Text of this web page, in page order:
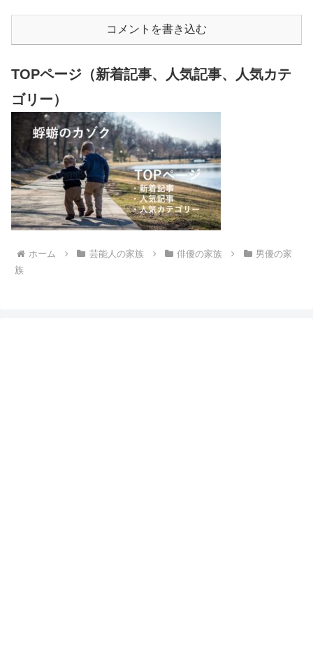
コメントを書き込む
TOPページ（新着記事、人気記事、人気カテ
ゴリー）
ホーム 芸能人の家族 俳優の家族
男優の家
族